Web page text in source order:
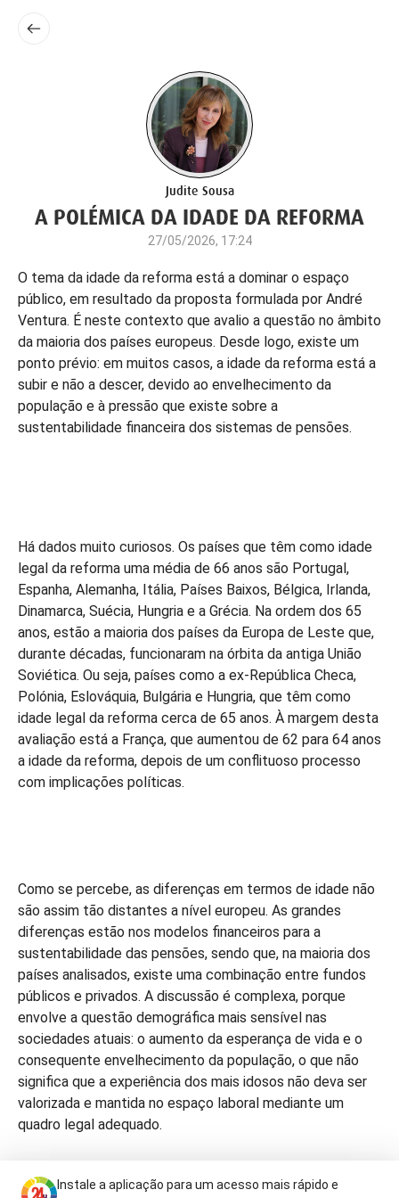
Judite Sousa
A POLÉMICA DA IDADE DA REFORMA
27/05/2026, 17:24
O tema da idade da reforma está a dominar o espaço
público, em resultado da proposta formulada por André
Ventura. É neste contexto que avalio a questão no âmbito
da maioria dos países europeus. Desde logo, existe um
ponto prévio: em muitos casos, a idade da reforma está a
subir e não a descer, devido ao envelhecimento da
população e à pressão que existe sobre a
sustentabilidade financeira dos sistemas de pensões.
Há dados muito curiosos. Os países que têm como idade
legal da reforma uma média de 66 anos são Portugal,
Espanha, Alemanha, Itália, Países Baixos, Bélgica, Irlanda,
Dinamarca, Suécia, Hungria e a Grécia. Na ordem dos 65
anos, estão a maioria dos países da Europa de Leste que,
durante décadas, funcionaram na órbita da antiga União
Soviética. Ou seja, países como a ex-República Checa,
Polónia, Eslováquia, Bulgária e Hungria, que têm como
idade legal da reforma cerca de 65 anos. À margem desta
avaliação está a França, que aumentou de 62 para 64 anos
a idade da reforma, depois de um conflituoso processo
com implicações políticas.
Como se percebe, as diferenças em termos de idade não
são assim tão distantes a nível europeu. As grandes
diferenças estão nos modelos financeiros para a
sustentabilidade das pensões, sendo que, na maioria dos
países analisados, existe uma combinação entre fundos
públicos e privados. A discussão é complexa, porque
envolve a questão demográfica mais sensível nas
sociedades atuais: o aumento da esperança de vida e o
consequente envelhecimento da população, o que não
significa que a experiência dos mais idosos não deva ser
valorizada e mantida no espaço laboral mediante um
quadro legal adequado.
Instale a aplicação para um acesso mais rápido e